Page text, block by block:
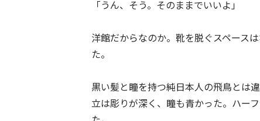
「うん、そう。そのままでいいよ」
洋館だからなのか。靴を脱ぐスペース
た。
黒い髪と瞳を持つ純日本人の飛鳥とは
立は彫りが深く、瞳も青かった。ハー